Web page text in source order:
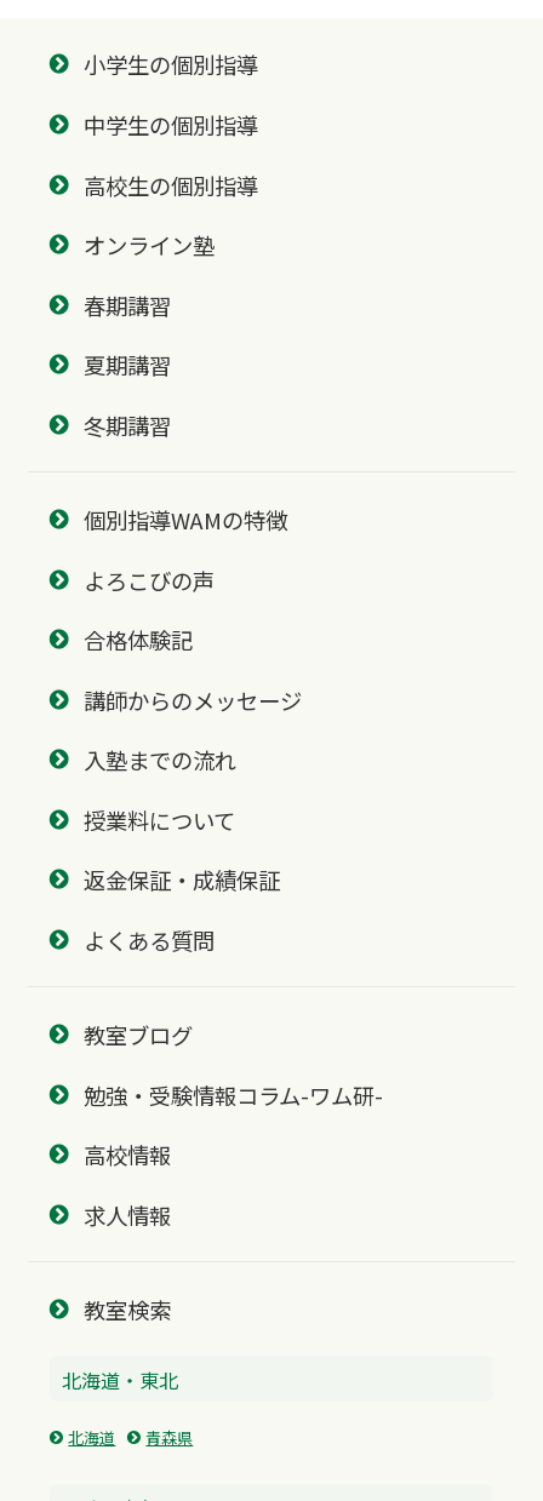
小学生の個別指導
中学生の個別指導
高校生の個別指導
オンライン塾
春期講習
夏期講習
冬期講習
個別指導WAMの特徴
よろこびの声
合格体験記
講師からのメッセージ
入塾までの流れ
授業料について
返金保証・成績保証
よくある質問
教室ブログ
勉強・受験情報コラム-ワム研-
高校情報
求人情報
教室検索
北海道・東北
北海道 青森県